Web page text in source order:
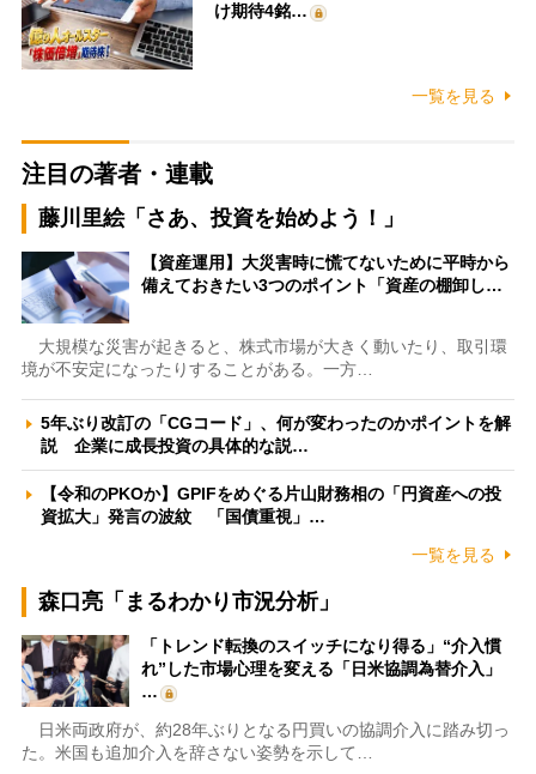
け期待4銘…
一覧を見る
注目の著者・連載
藤川里絵「さあ、投資を始めよう！」
【資産運用】大災害時に慌てないために平時から
備えておきたい3つのポイント「資産の棚卸し…
大規模な災害が起きると、株式市場が大きく動いたり、取引環
境が不安定になったりすることがある。一方…
5年ぶり改訂の「CGコード」、何が変わったのかポイントを解
説 企業に成長投資の具体的な説…
【令和のPKOか】GPIFをめぐる片山財務相の「円資産への投
資拡大」発言の波紋 「国債重視」…
一覧を見る
森口亮「まるわかり市況分析」
「トレンド転換のスイッチになり得る」“介入慣
れ”した市場心理を変える「日米協調為替介入」
…
日米両政府が、約28年ぶりとなる円買いの協調介入に踏み切っ
た。米国も追加介入を辞さない姿勢を示して…